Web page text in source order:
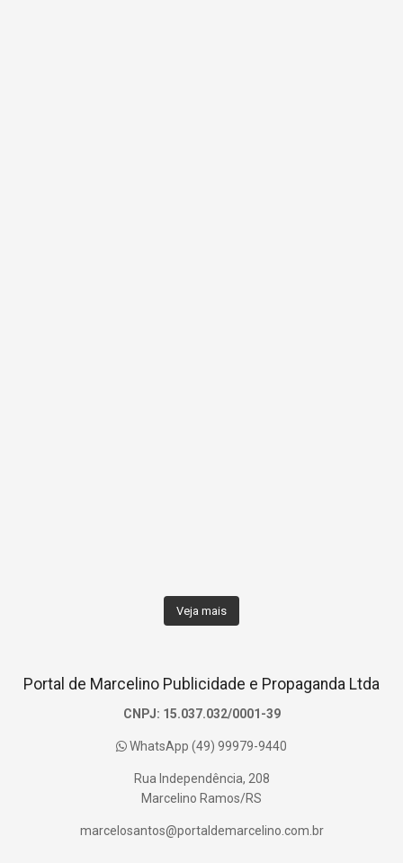
Veja mais
Portal de Marcelino Publicidade e Propaganda Ltda
CNPJ: 15.037.032/0001-39
WhatsApp (49) 99979-9440
Rua Independência, 208
Marcelino Ramos/RS
marcelosantos@portaldemarcelino.com.br